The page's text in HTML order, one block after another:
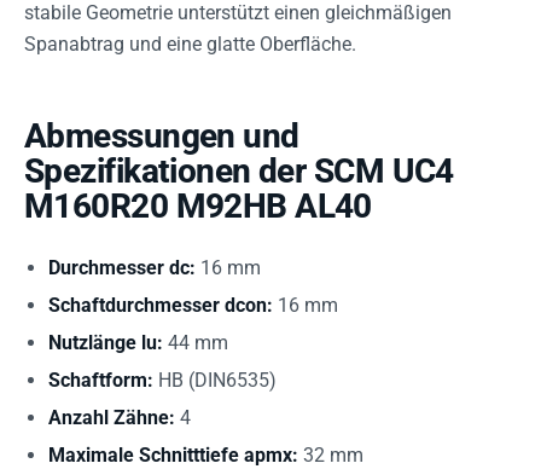
stabile Geometrie unterstützt einen gleichmäßigen
Spanabtrag und eine glatte Oberfläche.
Abmessungen und
Spezifikationen der SCM UC4
M160R20 M92HB AL40
Durchmesser dc: 16 mm
Schaftdurchmesser dcon: 16 mm
Nutzlänge lu: 44 mm
Schaftform: HB (DIN6535)
Anzahl Zähne: 4
Maximale Schnitttiefe apmx: 32 mm